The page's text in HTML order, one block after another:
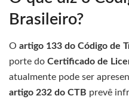
Brasileiro?
O artigo 133 do Código de
porte do Certificado de
atualmente pode ser
artigo 232 do CTB prevê